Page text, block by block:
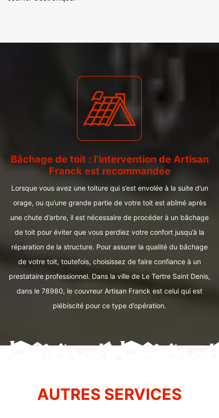
Bâchage de toit : l’intervention de Artisan
Franck est recommandée
Lorsque vous avez une toiture qui s’est envolée à la suite d’un
orage, ou qu’une grande partie de votre toit est abîmé après
une chute d’arbre, il est nécessaire de procéder à un bâchage
de toit pour éviter que vous perdiez votre confort jusqu’à la
réparation de la structure. Pour assurer la qualité du bâchage
de votre toit, toutefois, choisissez de faire confiance à un
prestataire professionnel. Dans la ville de Le Tertre Saint Denis,
dans le 78980, le couvreur Artisan Franck est celui qui est
plébiscité pour ce type d’opération.
AUTRES SERVICES